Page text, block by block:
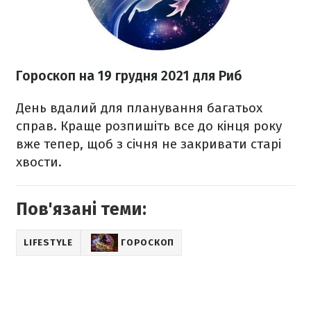
Гороскоп на 19 грудня 2021 для Риб
День вдалий для планування багатьох
справ. Краще розпишіть все до кінця року
вже тепер, щоб з січня не закривати старі
хвости.
Пов'язані теми:
LIFESTYLE ГОРОСКОП